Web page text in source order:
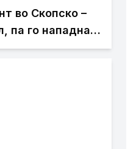
во Скопско –
па го нападнал